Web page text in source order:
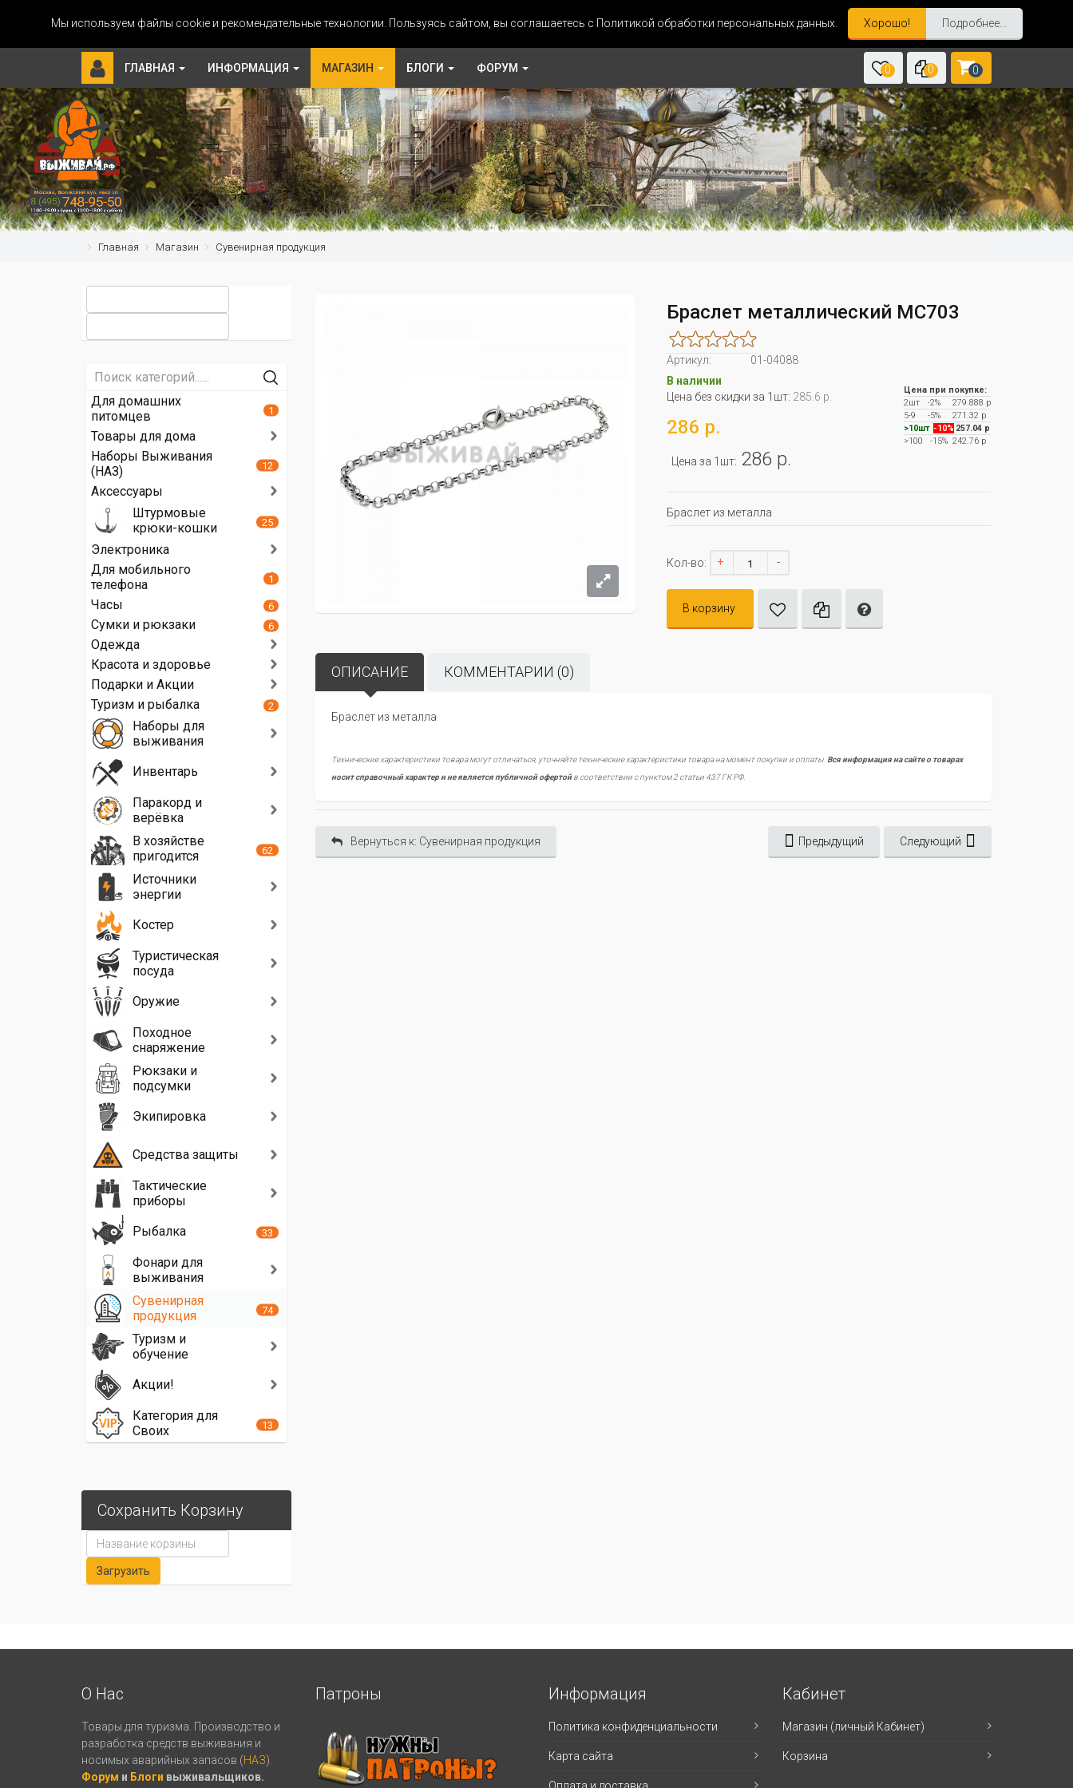
Мы используем файлы cookie и рекомендательные технологии. Пользуясь сайтом, вы соглашаетесь с Политикой обработки персональных данных. Хорошо! Подробнее...
ГЛАВНАЯ ИНФОРМАЦИЯ МАГАЗИН БЛОГИ ФОРУМ 0 0 0
Главная Магазин Сувенирная продукция
Браслет металлический MC703
Артикул:
01-04088
В наличии
Цена без скидки за 1шт: 285.6 р.
286 р.
Цена за 1шт: 286 р.
Цена при покупке:
2шт
-2%
279.888 р
5-9
-5%
271.32 р
>10шт -10% 257.04 р
>100
-15%242.76 р
Браслет из металла
Кол-во: + -
В корзину
ОПИСАНИЕ КОММЕНТАРИИ (0)
Браслет из металла
Технические характеристики товара могут отличаться, уточняйте технические характеристики товара на момент покупки и оплаты.Вся информация на сайте о товарах
носит справочный характер и не является публичной офертойв соответствии с пунктом 2 статьи 437 ГК РФ.
Вернуться к: Сувенирная продукция Предыдущий Следующий
Для домашних
питомцев
1
Товары для дома
Наборы Выживания
(НАЗ)
12
Аксессуары
Штурмовые
крюки-кошки
25
Электроника
Для мобильного
телефона
1
Часы 6
Сумки и рюкзаки 6
Одежда
Красота и здоровье
Подарки и Акции
Туризм и рыбалка
2
Наборы для
выживания
Инвентарь
Паракорд и
верёвка
В хозяйстве
пригодится
62
Источники
энергии
Костер
Туристическая
посуда
Оружие
Походное
снаряжение
Рюкзаки и
подсумки
Экипировка
Средства защиты
Тактические
приборы
Рыбалка
33
Фонари для
выживания
Сувенирная
продукция
74
Туризм и
обучение
Акции!
Категория для
Своих
13
Сохранить Корзину
О Нас
Товары для туризма. Производство и
разработка средств выживания и
носимых аварийных запасов (НАЗ).
Форум и Блоги выживальщиков.
Патроны Информация
Политика конфиденциальности
Карта сайта
Кабинет
Магазин (личный Кабинет)
Корзина